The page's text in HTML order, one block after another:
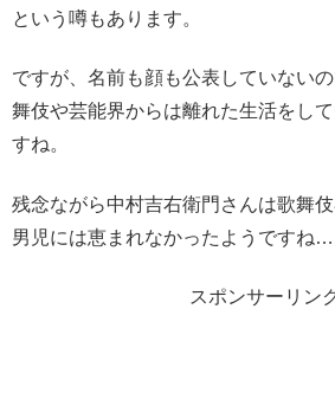
という噂もあります。
ですが、名前も顔も公表していない
舞伎や芸能界からは離れた生活をし
すね。
残念ながら中村吉右衛門さんは歌舞伎
男児には恵まれなかったようですね…
スポンサーリン